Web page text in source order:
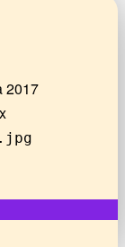
2017